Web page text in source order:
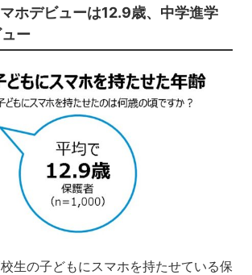
ホデビューは12.9歳、中学進学
ー
生の子どもにスマホを持たせている保